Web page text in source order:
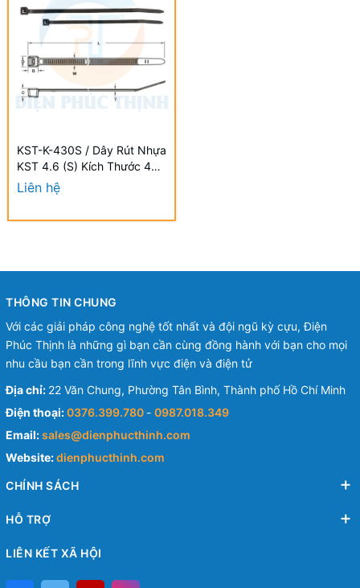
KST-K-430S / Dây Rút Nhựa
KST 4.6 (S) Kích Thước 430
x 4.6mm (100 Cái/Bịch) -
Nylon cable ties
Liên hệ
THÔNG TIN CHUNG
Với các giải pháp công nghệ tốt nhất và đội ngũ kỳ cựu, Điện
Phúc Thịnh là những gì bạn cần cùng đồng hành với bạn cho mọi
nhu cầu bạn cần trong lĩnh vực điện và điện tử
Địa chỉ: 22 Văn Chung, Phường Tân Bình, Thành phố Hồ Chí Minh
Điện thoại:0376.399.780 - 0987.018.349
Email:sales@dienphucthinh.com
Website:dienphucthinh.com
CHÍNH SÁCH
HỖ TRỢ
LIÊN KẾT XÃ HỘI